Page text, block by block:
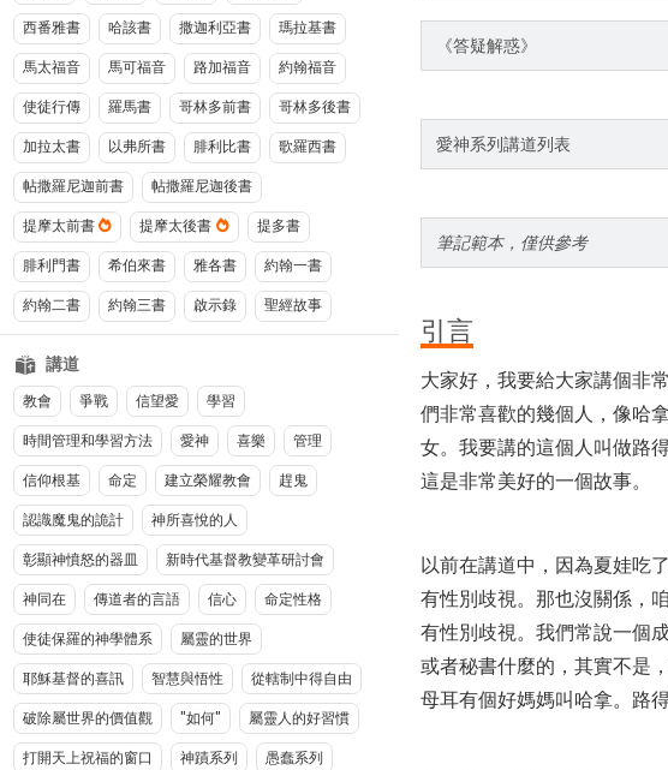
西番雅書 哈該書 撒迦利亞書 瑪拉基書
馬太福音 馬可福音 路加福音 約翰福音
使徒行傳 羅馬書 哥林多前書 哥林多後書
加拉太書 以弗所書 腓利比書 歌羅西書
帖撒羅尼迦前書 帖撒羅尼迦後書
提摩太前書 提摩太後書 提多書
腓利門書 希伯來書 雅各書 約翰一書
約翰二書 約翰三書 啟示錄 聖經故事
講道
教會 爭戰 信望愛 學習
時間管理和學習方法 愛神 喜樂 管理
信仰根基 命定 建立榮耀教會 趕鬼
認識魔鬼的詭計 神所喜悅的人
彰顯神憤怒的器皿 新時代基督教變革研討會
神同在 傳道者的言語 信心 命定性格
使徒保羅的神學體系 屬靈的世界
耶穌基督的喜訊 智慧與悟性 從轄制中得自由
破除屬世界的價值觀 "如何" 屬靈人的好習慣
打開天上祝福的窗口 神蹟系列 愚蠢系列
《答疑解惑》
愛神系列講道列表
筆記範本，僅供參考
引言
大家好，我要給大家講個非
們非常喜歡的幾個人，像哈
女。我要講的這個人叫做路
這是非常美好的一個故事。
以前在講道中，因為夏娃吃
有性別歧視。那也沒關係，
有性別歧視。我們常說一個
或者秘書什麼的，其實不是
母耳有個好媽媽叫哈拿。路